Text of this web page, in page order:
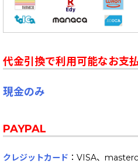
代金引換で利用可能なお支
現金のみ
PAYPAL
クレジットカード ：VISA、